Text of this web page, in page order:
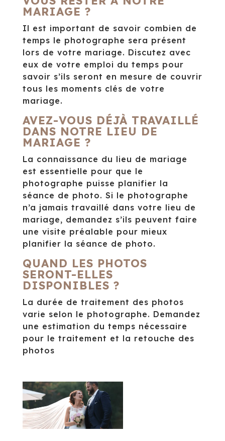
MARIAGE ?
Il est important de savoir combien de
temps le photographe sera présent
lors de votre mariage. Discutez avec
eux de votre emploi du temps pour
savoir s’ils seront en mesure de couvrir
tous les moments clés de votre
mariage.
AVEZ-VOUS DÉJÀ TRAVAILLÉ
DANS NOTRE LIEU DE
MARIAGE ?
La connaissance du lieu de mariage
est essentielle pour que le
photographe puisse planifier la
séance de photo. Si le photographe
n’a jamais travaillé dans votre lieu de
mariage, demandez s’ils peuvent faire
une visite préalable pour mieux
planifier la séance de photo.
QUAND LES PHOTOS
SERONT-ELLES
DISPONIBLES ?
La durée de traitement des photos
varie selon le photographe. Demandez
une estimation du temps nécessaire
pour le traitement et la retouche des
photos